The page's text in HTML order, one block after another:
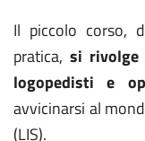
Il piccolo corso,
pratica, si rivolge
logopedisti e
avvicinarsi al
(LIS).